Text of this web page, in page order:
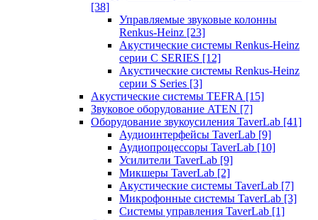
[38]
Управляемые звуковые колонны
Renkus-Heinz [23]
Акустические системы Renkus-Heinz
серии C SERIES [12]
Акустические системы Renkus-Heinz
серии S Series [3]
Акустические системы TEFRA [15]
Звуковое оборудование ATEN [7]
Оборудование звукоусиления TaverLab [41]
Аудиоинтерфейсы TaverLab [9]
Аудиопроцессоры TaverLab [10]
Усилители TaverLab [9]
Микшеры TaverLab [2]
Акустические системы TaverLab [7]
Микрофонные системы TaverLab [3]
Системы управления TaverLab [1]